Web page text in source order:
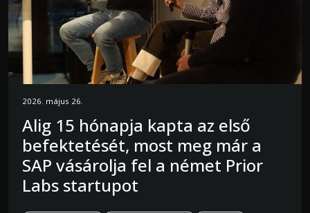
2026. május 26.
Alig 15 hónapja kapta az első
befektetését, most meg már a
SAP vásárolja fel a német Prior
Labs startupot